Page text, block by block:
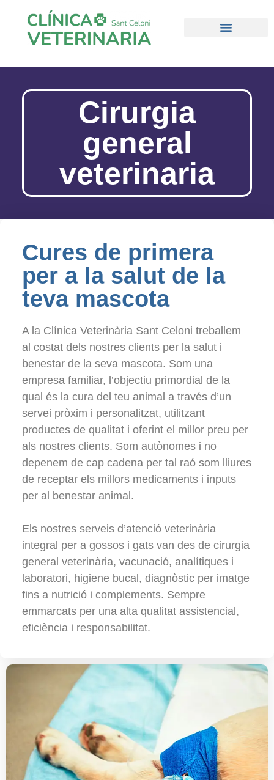
Cirurgia
general
veterinaria
Cures de primera
per a la salut de la
teva mascota
A la Clínica Veterinària Sant Celoni treballem
al costat dels nostres clients per la salut i
benestar de la seva mascota. Som una
empresa familiar, l’objectiu primordial de la
qual és la cura del teu animal a través d’un
servei pròxim i personalitzat, utilitzant
productes de qualitat i oferint el millor preu per
als nostres clients. Som autònomes i no
depenem de cap cadena per tal raó som lliures
de receptar els millors medicaments i inputs
per al benestar animal.
Els nostres serveis d’atenció veterinària
integral per a gossos i gats van des de cirurgia
general veterinària, vacunació, analítiques i
laboratori, higiene bucal, diagnòstic per imatge
fins a nutrició i complements. Sempre
emmarcats per una alta qualitat assistencial,
eficiència i responsabilitat.